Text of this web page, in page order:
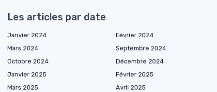
Les articles par date
Janvier 2024
Février 2024
Mars 2024
Septembre 2024
Octobre 2024
Décembre 2024
Janvier 2025
Février 2025
Mars 2025
Avril 2025